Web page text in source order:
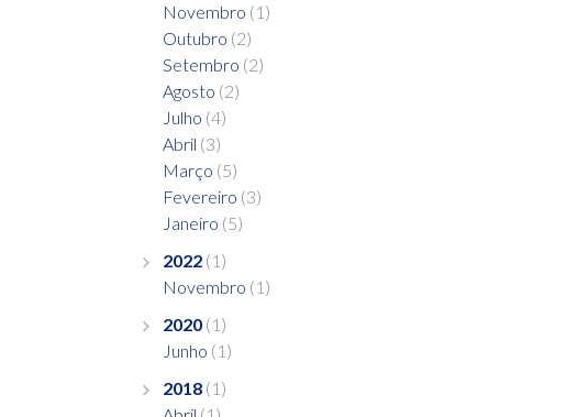
Novembro (1)
Outubro (2)
Setembro (2)
Agosto (2)
Julho (4)
Abril (3)
Março (5)
Fevereiro (3)
Janeiro (5)
2022 (1)
Novembro (1)
2020 (1)
Junho (1)
2018 (1)